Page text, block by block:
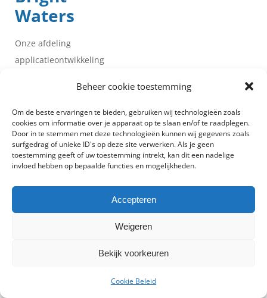
Beheer cookie toestemming
Om de beste ervaringen te bieden, gebruiken wij technologieën zoals
cookies om informatie over je apparaat op te slaan en/of te raadplegen.
Door in te stemmen met deze technologieën kunnen wij gegevens zoals
surfgedrag of unieke ID's op deze site verwerken. Als je geen
toestemming geeft of uw toestemming intrekt, kan dit een nadelige
invloed hebben op bepaalde functies en mogelijkheden.
Accepteren
Weigeren
Bekijk voorkeuren
Cookie Beleid
Waters
Onze afdeling
applicatieontwikkeling
implementeert en
onderhoudt, door middel
van een flexibele,
klantgerichte werkwijze,
degelijke en betrouwbare
en bedrijfsvoering. In 2013
zijn wij begonnen met het